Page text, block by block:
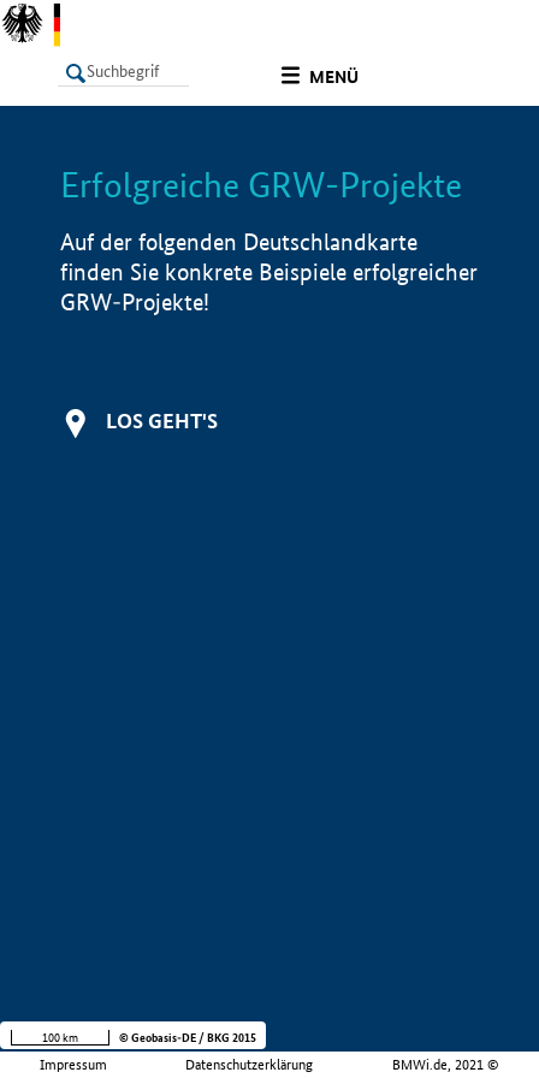
MENÜ
LISTE Info
Erfolgreiche GRW-Projekte
Auf der folgenden Deutschlandkarte
finden Sie konkrete Beispiele erfolgreicher
GRW-Projekte!
LOS GEHT'S
Impressum Datenschutzerklärung BMWi.de, 2021 ©
100 km © Geobasis-DE / BKG 2015